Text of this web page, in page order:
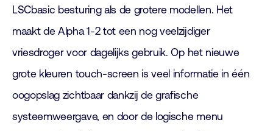
LSCbasic besturing als de grotere modellen. Het
maakt de Alpha 1-2 tot een nog veelzijdiger
vriesdroger voor dagelijks gebruik. Op het nieuwe
grote kleuren touch-screen is veel informatie in één
oogopslag zichtbaar dankzij de grafische
systeemweergave, en door de logische menu